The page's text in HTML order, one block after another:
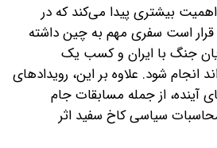
بیشتری پیدا می‌کند که در
قرار است سفری مهم به چین داشته
جنگ با ایران و کسب یک
انجام شود. علاوه بر این، رویداد‌های
آینده، از جمله مسابقات جام
سیاسی کاخ سفید اثر